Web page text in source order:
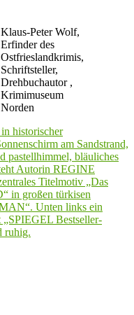
Klaus-Peter Wolf,
Erfinder des
Ostfrieslandkrimis,
Schriftsteller,
Drehbuchautor ,
Krimimuseum
Norden